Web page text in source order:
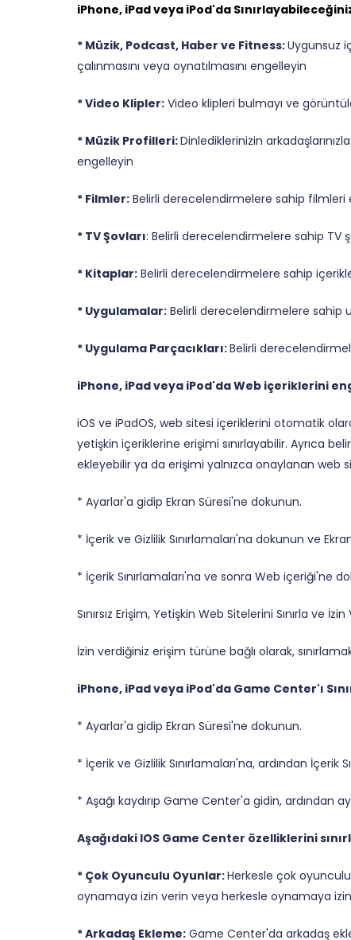
iPhone, iPad veya iPod'da
* Müzik, Podcast, Haber ve Fitness:Uygunsuz
çalınmasını veya oynatılmasını engelleyin
* Video Klipler: Video klipleri bulmayı ve
* Müzik Profilleri:Dinlediklerinizin
engelleyin
* Filmler: Belirli derecelendirmelere sahip filmleri
* TV Şovları: Belirli derecelendirmelere sahip TV
* Kitaplar: Belirli derecelendirmelere sahip
* Uygulamalar: Belirli derecelendirmelere sahip
* Uygulama Parçacıkları:Belirli
iPhone, iPad veya iPod'da Web içeriklerini
iOS ve iPadOS, web sitesi içeriklerini otomatik
yetişkin içeriklerine erişimi sınırlayabilir. Ayrıca
ekleyebilir ya da erişimi yalnızca onaylanan web
* Ayarlar'a gidip Ekran Süresi'ne dokunun.
* İçerik ve Gizlilik Sınırlamaları'na dokunun ve
* İçerik Sınırlamaları'na ve sonra Web içeriği'ne
Sınırsız Erişim, Yetişkin Web Sitelerini Sınırla ve
İzin verdiğiniz erişim türüne bağlı olarak,
iPhone, iPad veya iPod'da Game Center'ı
* Ayarlar'a gidip Ekran Süresi'ne dokunun.
* İçerik ve Gizlilik Sınırlamaları'na, ardından İçerik
* Aşağı kaydırıp Game Center'a gidin, ardından
Aşağıdaki IOS Game Center özelliklerini
* Çok Oyunculu Oyunlar:Herkesle çok
oynamaya izin verin veya herkesle oynamaya
* Arkadaş Ekleme: Game Center'da arkadaş